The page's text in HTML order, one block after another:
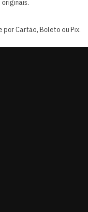
por Cartão, Boleto ou Pix.